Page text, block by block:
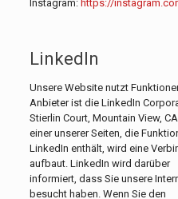
Instagram: https://
LinkedIn
Unsere Website nutzt
Anbieter ist die LinkedIn
Stierlin Court, Mountain View,
einer unserer Seiten, die
LinkedIn enthält, wird eine
aufbaut. LinkedIn wird darüber
informiert, dass Sie unsere
besucht haben. Wenn Sie den